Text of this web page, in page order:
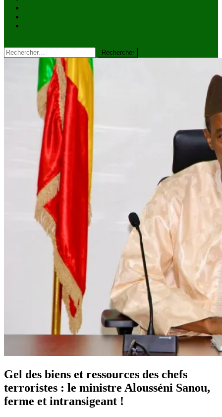
Rechercher :
Gel des biens et ressources des chefs
terroristes : le ministre Alousséni Sanou,
ferme et intransigeant !